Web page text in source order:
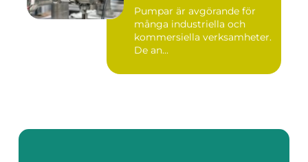
Pumpar är avgörande för
många industriella och
kommersiella verksamheter.
De an...